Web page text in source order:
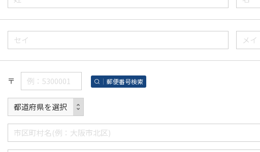
〒 郵便番号検索